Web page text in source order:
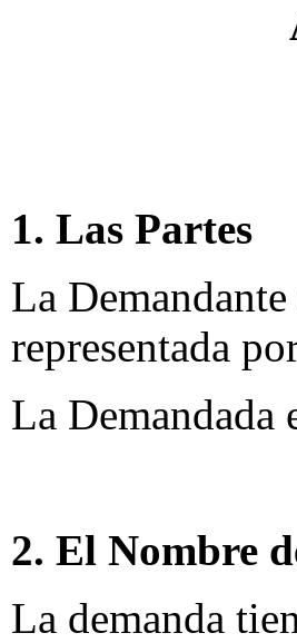
1. Las Partes
La
representada
La Demandada
2. El Nombre
La demanda